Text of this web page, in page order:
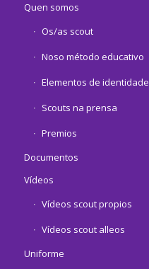
Quen somos
Os/as scout
Noso método educativo
Elementos de identidade
Scouts na prensa
Premios
Documentos
Vídeos
Vídeos scout propios
Vídeos scout alleos
Uniforme